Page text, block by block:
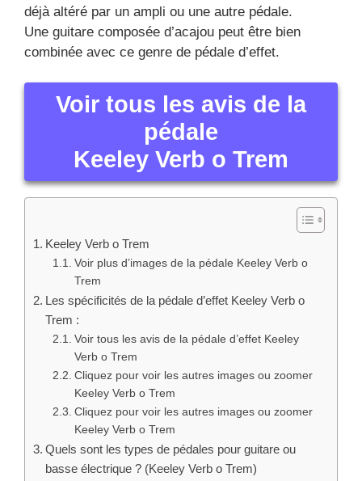
déjà altéré par un ampli ou une autre pédale.
Une guitare composée d’acajou peut être bien
combinée avec ce genre de pédale d’effet.
Voir tous les avis de la
pédale
Keeley Verb o Trem
Keeley Verb o Trem
Voir plus d’images de la pédale Keeley Verb o
Trem
Les spécificités de la pédale d’effet Keeley Verb o
Trem :
Voir tous les avis de la pédale d’effet Keeley
Verb o Trem
Cliquez pour voir les autres images ou zoomer
Keeley Verb o Trem
Cliquez pour voir les autres images ou zoomer
Keeley Verb o Trem
Quels sont les types de pédales pour guitare ou
basse électrique ? (Keeley Verb o Trem)